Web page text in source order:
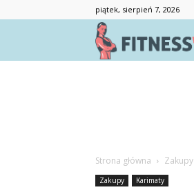
piątek, sierpień 7, 2026
Strona główna Zakupy
Zakupy Karimaty